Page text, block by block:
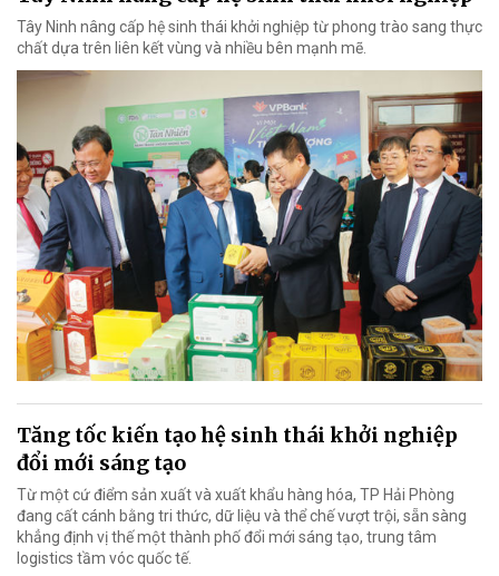
Tây Ninh nâng cấp hệ sinh thái khởi nghiệp từ phong trào sang thực
chất dựa trên liên kết vùng và nhiều bên mạnh mẽ.
Tăng tốc kiến tạo hệ sinh thái khởi nghiệp
đổi mới sáng tạo
Từ một cứ điểm sản xuất và xuất khẩu hàng hóa, TP Hải Phòng
đang cất cánh bằng tri thức, dữ liệu và thể chế vượt trội, sẵn sàng
khẳng định vị thế một thành phố đổi mới sáng tạo, trung tâm
logistics tầm vóc quốc tế.